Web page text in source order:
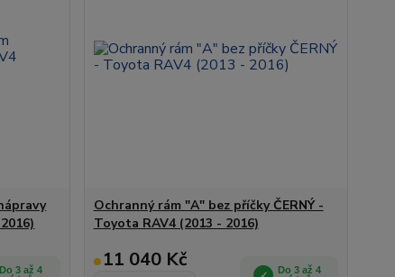
Do 3 až 4
Ochranný rám "A" bez příčky ČERNÝ -
Toyota RAV4 (2013 - 2016)
11 040 Kč
Do 3 až 4